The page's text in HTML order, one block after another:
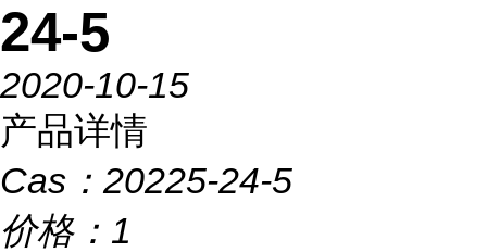
24-5
2020-10-15
产品详情
Cas： 20225-24-5
价格： 1